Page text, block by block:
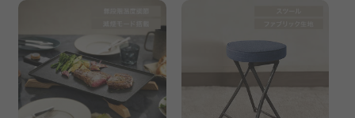
クリスマスアイテム LOVE MY ROOM
超収納ベッド 洗えるシリーズ